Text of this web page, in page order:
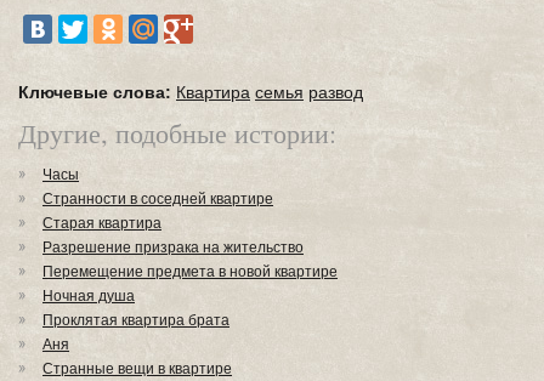
Ключевые слова: Квартира семья развод
Другие, подобные истории:
Часы
Странности в соседней квартире
Старая квартира
Разрешение призрака на жительство
Перемещение предмета в новой квартире
Ночная душа
Проклятая квартира брата
Аня
Странные вещи в квартире